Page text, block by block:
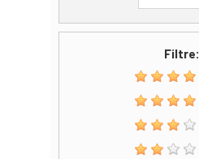
Filtre: